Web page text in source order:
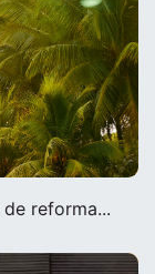
reforma...